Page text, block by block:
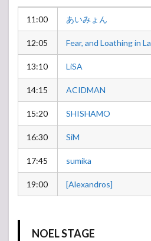
11:00 あいみょん
12:05 Fear, and Loathing in
13:10 LiSA
14:15 ACIDMAN
15:20 SHISHAMO
16:30 SiM
17:45 sumika
19:00 [Alexandros]
NOEL STAGE